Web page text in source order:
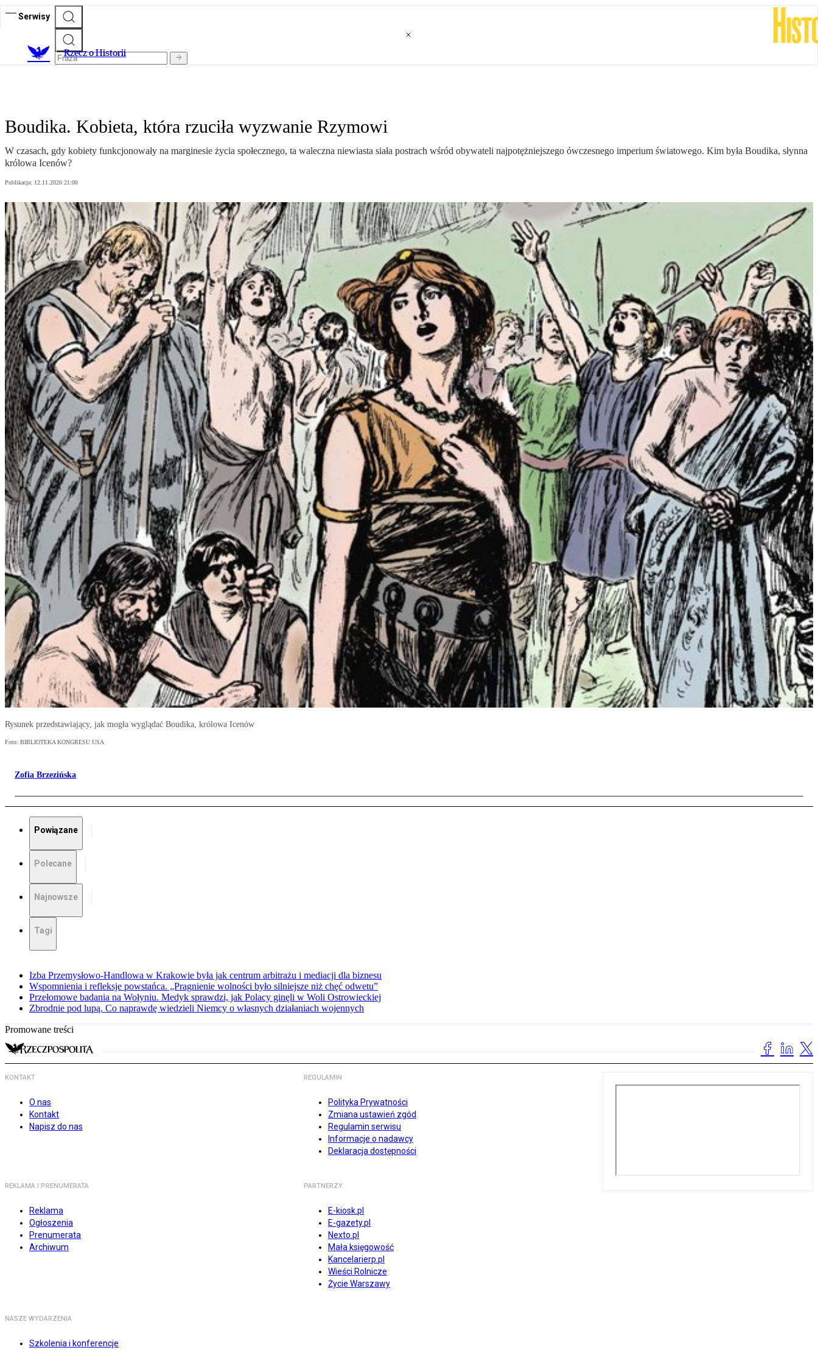
Serwisy
Rzecz o Historii
Boudika. Kobieta, która rzuciła wyzwanie Rzymowi
W czasach, gdy kobiety funkcjonowały na marginesie życia społecznego, ta waleczna niewiasta siała postrach wśród obywateli najpotężniejszego ówczesnego imperium światowego. Kim była Boudika, słynna
królowa Icenów?
Publikacja: 12.11.2020 21:00
Rysunek przedstawiający, jak mogła wyglądać Boudika, królowa Icenów
Foto: BIBLIOTEKA KONGRESU USA
Zofia Brzezińska
Powiązane
Polecane
Najnowsze
Tagi
Izba Przemysłowo-Handlowa w Krakowie była jak centrum arbitrażu i mediacji dla biznesu
Wspomnienia i refleksje powstańca. „Pragnienie wolności było silniejsze niż chęć odwetu”
Przełomowe badania na Wołyniu. Medyk sprawdzi, jak Polacy ginęli w Woli Ostrowieckiej
Zbrodnie pod lupą. Co naprawdę wiedzieli Niemcy o własnych działaniach wojennych
Promowane treści
KONTAKT
O nas
Kontakt
Napisz do nas
REGULAMIN
Polityka Prywatności
Zmiana ustawień zgód
Regulamin serwisu
Informacje o nadawcy
Deklaracja dostępności
REKLAMA I PRENUMERATA
Reklama
Ogłoszenia
Prenumerata
Archiwum
PARTNERZY
E-kiosk.pl
E-gazety.pl
Nexto.pl
Mała księgowość
Kancelarierp.pl
Wieści Rolnicze
Życie Warszawy
NASZE WYDARZENIA
Szkolenia i konferencje